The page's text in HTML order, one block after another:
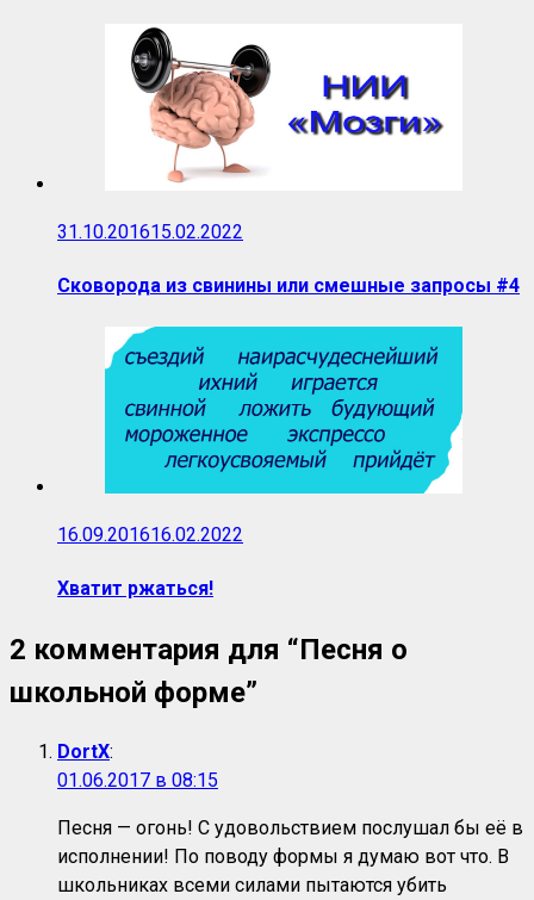
31.10.201615.02.2022
Сковорода из свинины или смешные запросы #4
16.09.201616.02.2022
Хватит ржаться!
2 комментария для “Песня о
школьной форме”
DortX:
01.06.2017 в 08:15
Песня — огонь! С удовольствием послушал бы её в
исполнении! По поводу формы я думаю вот что. В
школьниках всеми силами пытаются убить